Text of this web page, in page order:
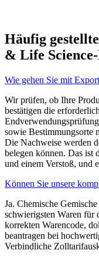
Häufig
& Life
Wie gehen Sie mit
Wir prüfen, ob Ihre
bestätigen die
sowie Bestimmungsorte
Die Nachweise werden
belegen können. Das ist
und einem Verstoß, und
Können Sie unsere
Ja. Chemische
schwierigsten Waren für
korrekten Warencode,
beantragen bei
Verbindliche